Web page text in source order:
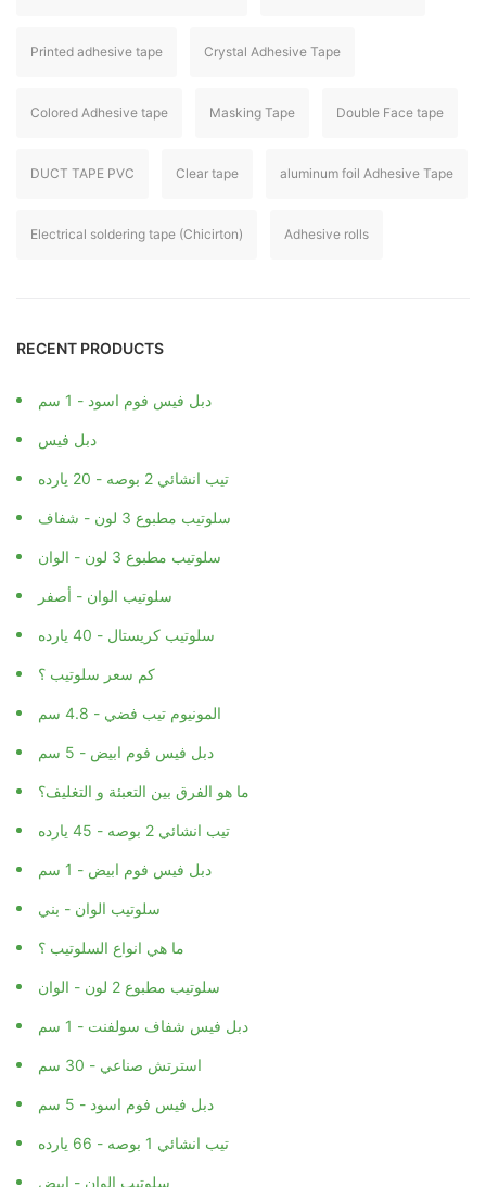
Printed adhesive tape Crystal Adhesive Tape
Colored Adhesive tape Masking Tape Double Face tape
DUCT TAPE PVC Clear tape aluminum foil Adhesive Tape
Electrical soldering tape (Chicirton) Adhesive rolls
RECENT PRODUCTS
دبل فيس فوم اسود - 1 سم
دبل فيس
تيب انشائي 2 بوصه - 20 يارده
سلوتيب مطبوع 3 لون - شفاف
سلوتيب مطبوع 3 لون - الوان
سلوتيب الوان - أصفر
سلوتيب كريستال - 40 يارده
كم سعر سلوتيب ؟
المونيوم تيب فضي - 4.8 سم
دبل فيس فوم ابيض - 5 سم
ما هو الفرق بين التعبئة و التغليف؟
تيب انشائي 2 بوصه - 45 يارده
دبل فيس فوم ابيض - 1 سم
سلوتيب الوان - بني
ما هي انواع السلوتيب ؟
سلوتيب مطبوع 2 لون - الوان
دبل فيس شفاف سولفنت - 1 سم
استرتش صناعي - 30 سم
دبل فيس فوم اسود - 5 سم
تيب انشائي 1 بوصه - 66 يارده
سلوتيب الوان - ابيض